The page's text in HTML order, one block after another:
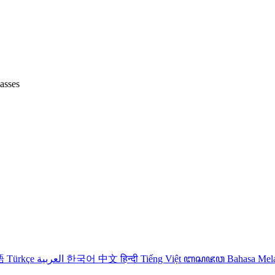
Türkçe 한국어 中文हिन्दी Tiếng Việt ꦧꦱꦗꦮ Bahasa